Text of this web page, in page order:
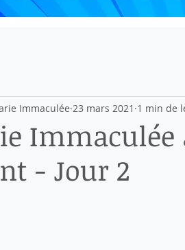
Immaculée
- Jour 2
Immaculée 23 mars 2021 1 min de